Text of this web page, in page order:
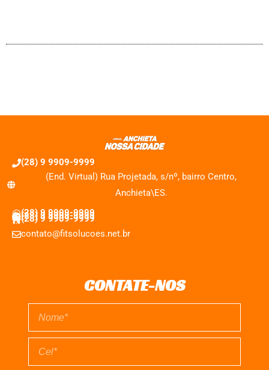
(28) 9 9909-9999
(End. Virtual) Rua Projetada, s/nº, bairro Centro,
Anchieta\ES.
(28) 9 9909-9999
(28) 9 9909-9999
(28) 9 9909-9999
contato@fitsolucoes.net.br
CONTATE-NOS